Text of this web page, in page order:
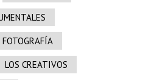
FOTOGRAFÍA
LOS CREATIVOS